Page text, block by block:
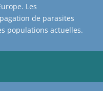
Les
de parasites
populations actuelles.